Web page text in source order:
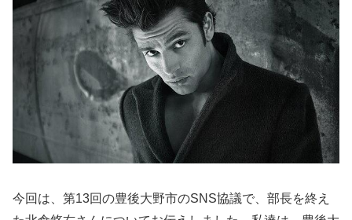
今回は、第13回の豊後大野市のSNS協議で、部長を終え